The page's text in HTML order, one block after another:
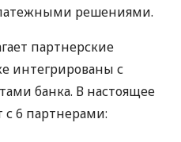
решениями.
партнерские
интегрированы с
банка. В настоящее
с 6 партнерами: